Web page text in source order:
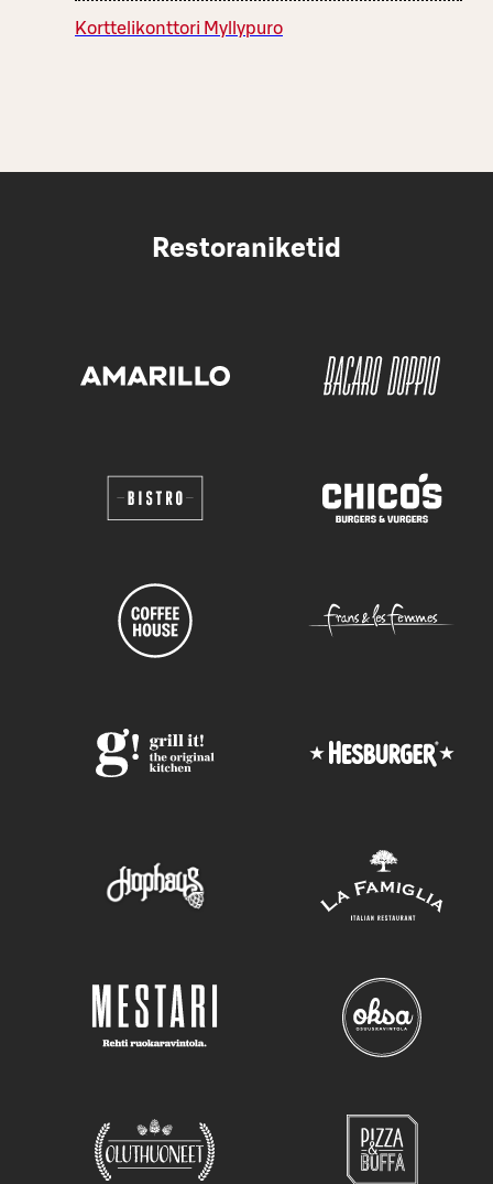
Korttelikonttori Myllypuro
Restoraniketid